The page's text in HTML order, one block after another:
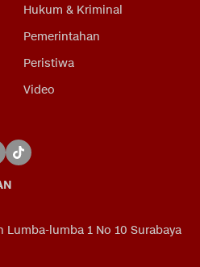
Hukum & Kriminal
Pemerintahan
Peristiwa
Video
Lumba-lumba 1 No 10 Surabaya